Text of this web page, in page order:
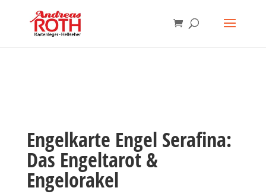
Engelkarte Engel Serafina:
Das Engeltarot &
Engelorakel